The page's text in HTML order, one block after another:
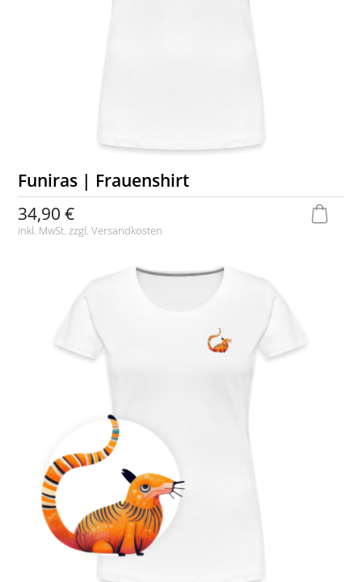
Funiras | Frauenshirt
34,90 €
inkl. MwSt. zzgl.Versandkosten